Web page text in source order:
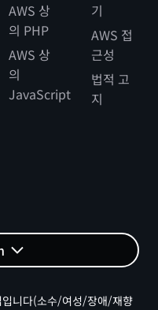
AWS 상
의 PHP
AWS 상
의
JavaScript
기
AWS 접
근성
법적 고
지
니다(소수/여성/장애/재향